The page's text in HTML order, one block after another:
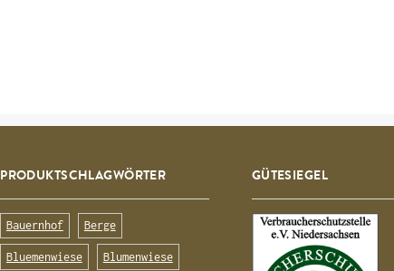
PRODUKTSCHLAGWÖRTER
Bauernhof Berge
Bluemenwiese Blumenwiese
GÜTESIEGEL